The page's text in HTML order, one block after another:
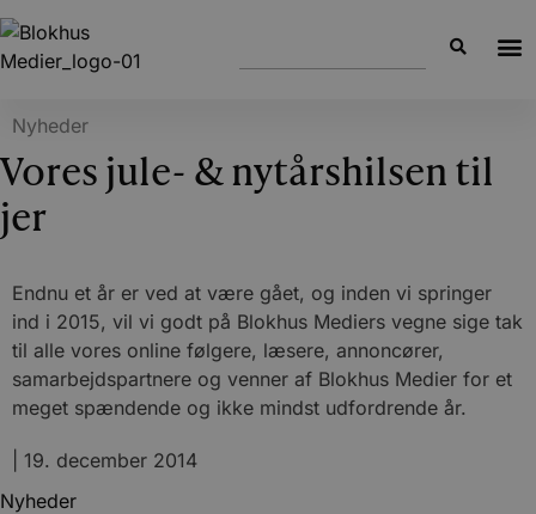
Nyheder
Vores jule- & nytårshilsen til
jer
Endnu et år er ved at være gået, og inden vi springer
ind i 2015, vil vi godt på Blokhus Mediers vegne sige tak
til alle vores online følgere, læsere, annoncører,
samarbejdspartnere og venner af Blokhus Medier for et
meget spændende og ikke mindst udfordrende år.
19. december 2014
Nyheder